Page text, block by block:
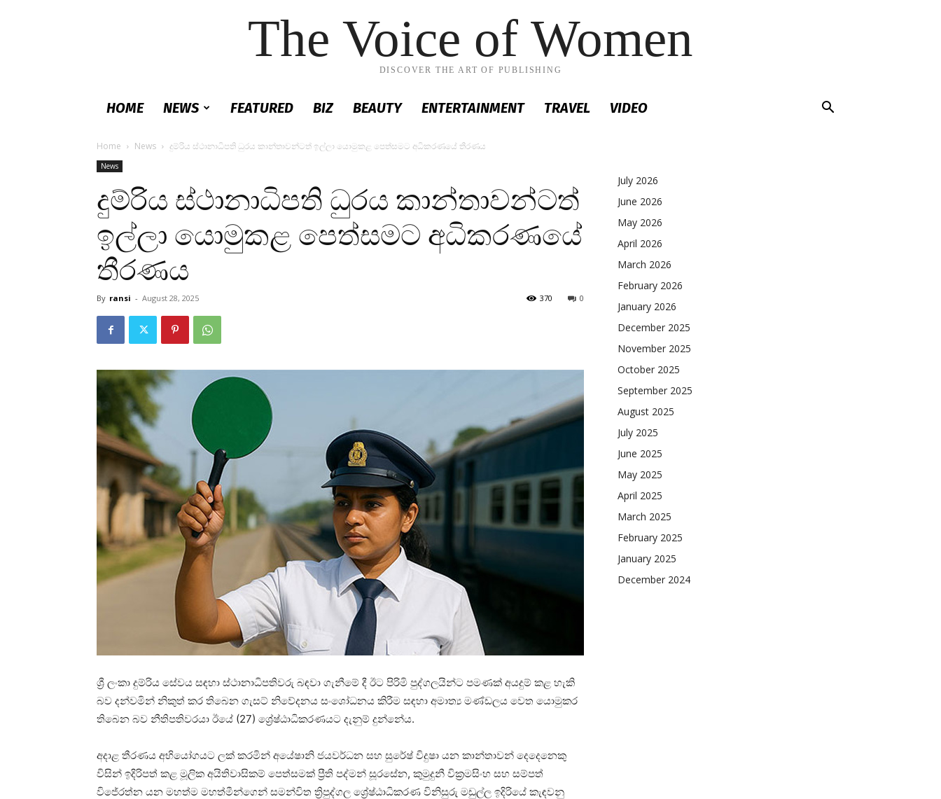
The Voice of Women
DISCOVER THE ART OF PUBLISHING
HOME NEWS FEATURED BIZ BEAUTY ENTERTAINMENT TRAVEL VIDEO
Home News දුම්රිය ස්ථානාධිපති ධුරය කාන්තාවන්ටත් ඉල්ලා යොමුකළ පෙත්සමට අධිකරණයේ තීරණය
News
දුම්රිය ස්ථානාධිපති ධුරය කාන්තාවන්ටත්
ඉල්ලා යොමුකළ පෙත්සමට අධිකරණයේ
තීරණය
By ransi - August 28, 2025 0
370
ශ්‍රී ලංකා දුම්රිය සේවය සඳහා ස්ථානාධිපතිවරු බඳවා ගැනීමේ දී ඊට පිරිමි පුද්ගලයින්ට පමණක් අයදුම් කළ හැකි
බව දන්වමින් නිකුත් කර තිබෙන ගැසට් නිවේදනය සංශෝධනය කිරීම සඳහා අමාත්‍ය මණ්ඩලය වෙත යොමුකර
තිබෙන බව නීතිපතිවරයා ඊයේ (27) ශ්‍රේෂ්ඨාධිකරණයට දැනුම් දුන්නේය.
අදාළ තීරණය අභියෝගයට ලක් කරමින් අයේෂානි ජයවර්ධන සහ සුරේෂ් විදුෂා යන කාන්තාවන් දෙදෙනෙකු
විසින් ඉදිරිපත් කළ මූලික අයිතිවාසිකම් පෙත්සමක් ප්‍රීති පද්මන් සූරසේන, කුමුදුනී වික්‍රමසිංහ සහ සම්පත්
විජේරත්න යන මහත්ම මහත්මීන්ගෙන් සමන්විත ත්‍රිපුද්ගල ශ්‍රේෂ්ඨාධිකරණ විනිසුරු මඩුල්ල ඉදිරියේ කැඳවනු
July 2026
June 2026
May 2026
April 2026
March 2026
February 2026
January 2026
December 2025
November 2025
October 2025
September 2025
August 2025
July 2025
June 2025
May 2025
April 2025
March 2025
February 2025
January 2025
December 2024